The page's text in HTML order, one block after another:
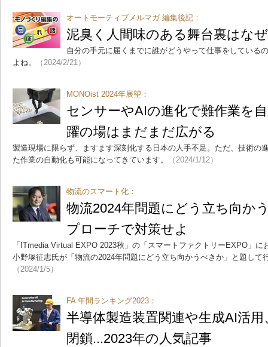
オートモーティブメルマガ 編集後記：
泥臭く人間味のある舞台裏はな
自分の手元に届くまでに誰がどうやって仕事をしている
よね。
（2024/2/21）
MONOist 2024年展望：
センサーやAIの進化で難作業を
躍の場はまだまだ広がる
製造現場に限らず、ますます深刻化する日本の人手不足。ただ、技術の
た作業の自動化も可能になってきています。
（2024/1/12）
物流のスマート化：
物流2024年問題にどう立ち向か
プローチで対策せよ
「ITmedia Virtual EXPO 2023秋」の「スマートファクトリーEXPO」
小野塚征志氏が「物流の2024年問題にどう立ち向かうべきか」と題して
（2024/1/5）
FA 年間ランキング2023：
半導体製造装置関連や生成AI活
閉鎖...2023年の人気記事